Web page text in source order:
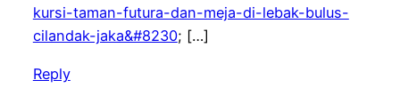
kursi-taman-futura-dan-meja-di-lebak-bulus-
cilandak-jaka&#8230; […]
Reply